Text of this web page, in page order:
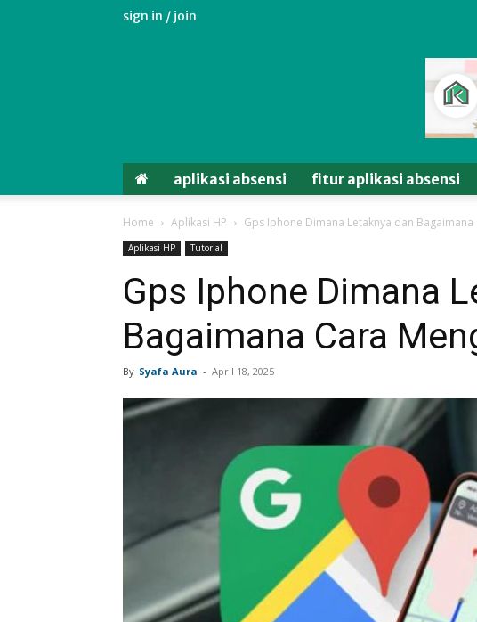
sign in / join
aplikasi absensi fitur aplikasi absensi
Home Aplikasi HP Gps Iphone Dimana Letaknya dan Bagaimana
Aplikasi HP Tutorial
Gps Iphone Dimana
Bagaimana Cara
By Syafa Aura - April 18, 2025